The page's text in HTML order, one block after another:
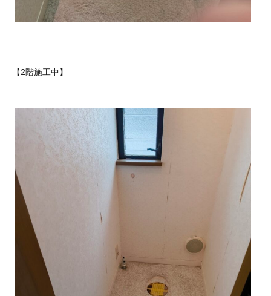
【2階施工中】